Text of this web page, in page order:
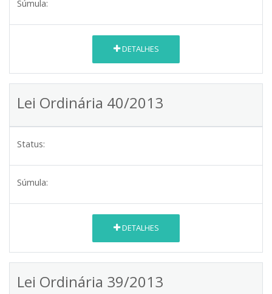
Súmula:
DETALHES
Lei Ordinária 40/2013
Status:
Súmula:
DETALHES
Lei Ordinária 39/2013